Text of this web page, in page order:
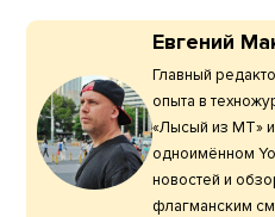
Евгений
Главный
опыта в
«Лысый из МТ»
одноимённом
новостей и
флагманским